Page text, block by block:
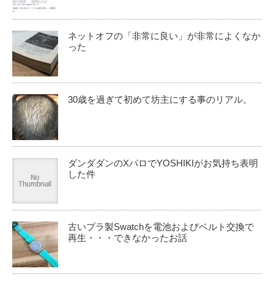
ネットオフの「非常に良い」が非常によくなか
った
30歳を過ぎて初めて坊主にする事のリアル。
ダンダダンのXパロでYOSHIKIがお気持ち表明
した件
古いプラ製Swatchを電池およびベルト交換で
再生・・・できなかったお話